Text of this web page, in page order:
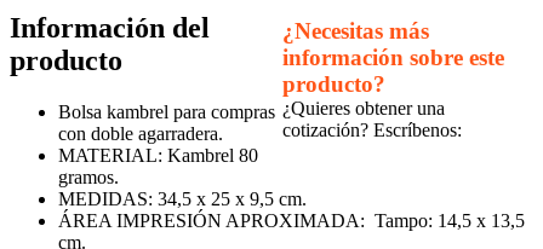
¿Necesitas más
información sobre este
producto?
¿Quieres obtener una
cotización? Escríbenos:
Información del
producto
Bolsa kambrel para compras
con doble agarradera.
MATERIAL: Kambrel 80
gramos.
MEDIDAS: 34,5 x 25 x 9,5 cm.
ÁREA IMPRESIÓN APROXIMADA: Tampo: 14,5 x 13,5
cm.